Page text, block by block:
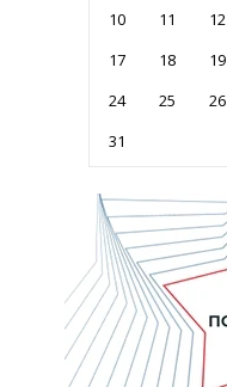
10
11 12
17
18 19
24
25 26
31